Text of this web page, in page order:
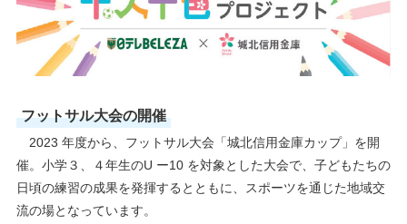
フットサル大会の開催
2023 年度から、フットサル大会「城北信用金庫カップ」を開
催。小学３、４年生のU ー10 を対象とした大会で、子どもたちの
日頃の練習の成果を発揮するとともに、スポーツを通じた地域交
流の場となっています。